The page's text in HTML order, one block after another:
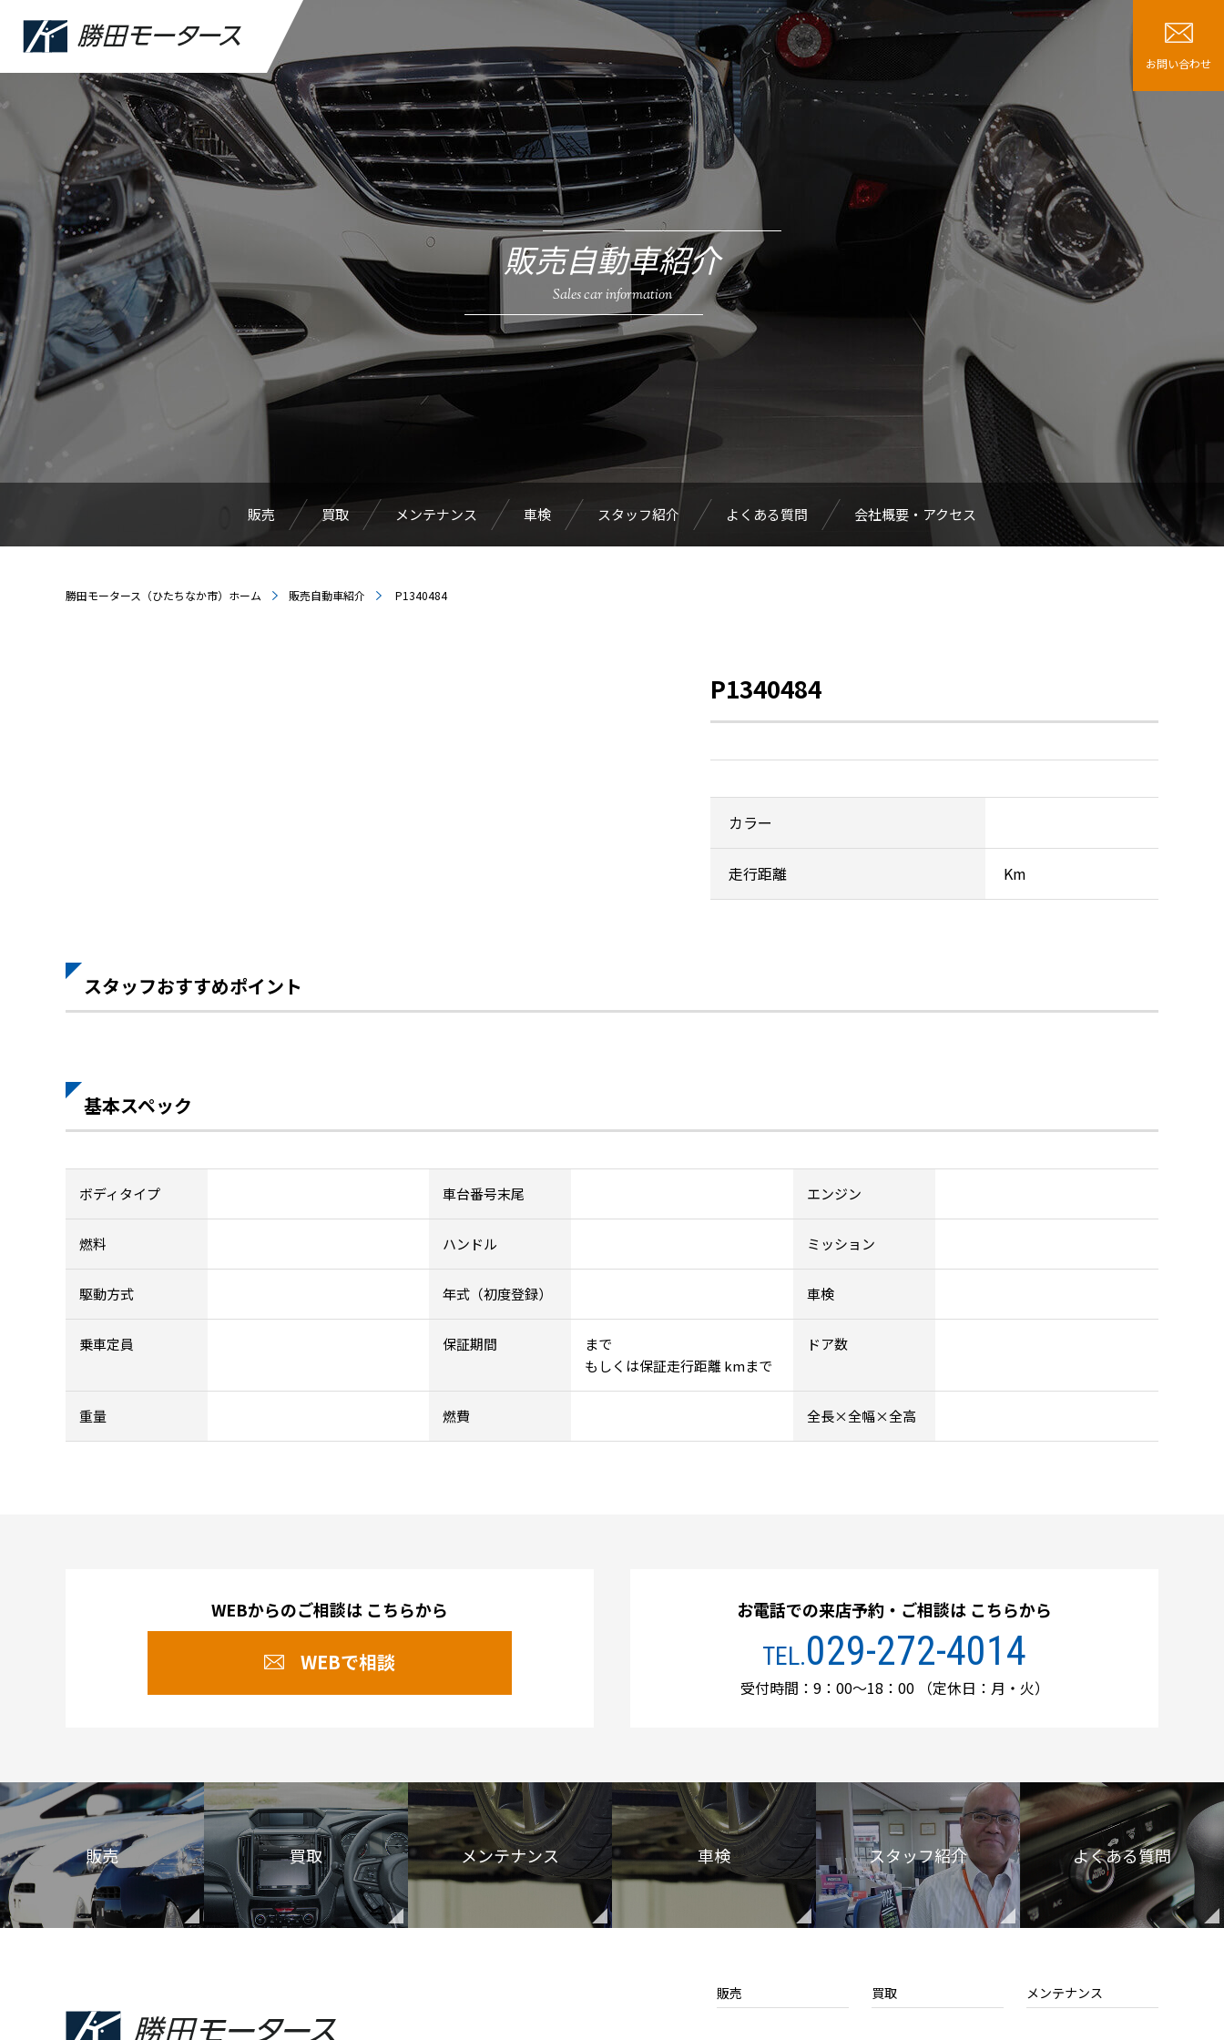
お問い合わせ
販売自動車紹介
Sales car information
販売 買取 メンテナンス 車検 スタッフ紹介 よくある質問 会社概要・アクセス
勝田モータース（ひたちなか市）ホーム 販売自動車紹介 P1340484
P1340484
カラー
走行距離 Km
スタッフおすすめポイント
基本スペック
ボディタイプ 車台番号末尾 エンジン
燃料 ハンドル ミッション
駆動方式 年式（初度登録） 車検
乗車定員 保証期間
まで
もしくは保証走行距離 kmまで
ドア数
重量 燃費 全長×全幅×全高
WEBからのご相談は こちらから
WEBで相談
お電話での来店予約・ご相談は こちらから
TEL.029-272-4014
受付時間：9：00～18：00（定休日：月・火）
販売 買取 メンテナンス 車検 スタッフ紹介 よくある質問
販売 買取 メンテナンス